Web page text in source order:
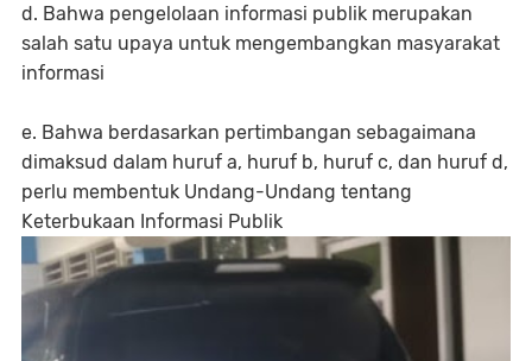
d. Bahwa pengelolaan informasi publik merupakan
salah satu upaya untuk mengembangkan masyarakat
informasi
e. Bahwa berdasarkan pertimbangan sebagaimana
dimaksud dalam huruf a, huruf b, huruf c, dan huruf d,
perlu membentuk Undang-Undang tentang
Keterbukaan Informasi Publik